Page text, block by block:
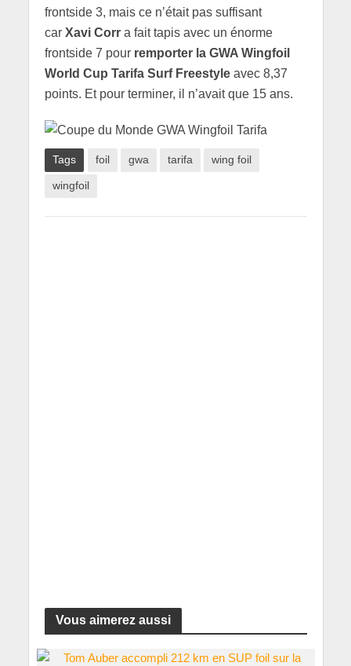
frontside 3, mais ce n’était pas suffisant
car Xavi Corra fait tapis avec un énorme
frontside 7 pour remporter la GWA Wingfoil
World Cup Tarifa Surf Freestyleavec 8,37
points. Et pour terminer, il n’avait que 15 ans.
Tags foil gwa tarifa wing foil
wingfoil
Vous aimerez aussi